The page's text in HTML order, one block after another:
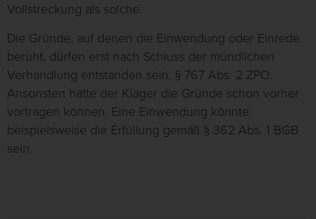
Vollstreckung als solche.
Die Gründe, auf denen die Einwendung oder Einrede
beruht, dürfen erst nach Schluss der mündlichen
Verhandlung entstanden sein, § 767 Abs. 2 ZPO.
Ansonsten hätte der Kläger die Gründe schon vorher
vortragen können. Eine Einwendung könnte
beispielsweise die Erfüllung gemäß § 362 Abs. 1 BGB
sein.